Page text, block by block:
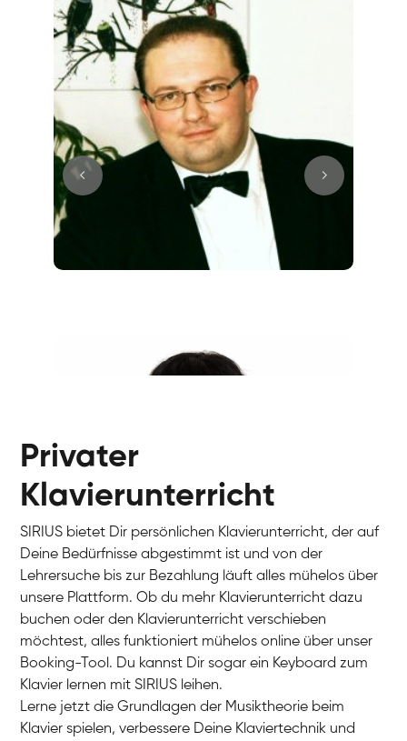
Charlotte
Klavier / Piano / Flügel
Privater
Klavierunterricht
SIRIUS bietet Dir persönlichen Klavierunterricht, der auf
Deine Bedürfnisse abgestimmt ist und von der
Lehrersuche bis zur Bezahlung läuft alles mühelos über
unsere Plattform. Ob du mehr Klavierunterricht dazu
buchen oder den Klavierunterricht verschieben
möchtest, alles funktioniert mühelos online über unser
Booking-Tool. Du kannst Dir sogar ein Keyboard zum
Klavier lernen mit SIRIUS leihen.
Lerne jetzt die Grundlagen der Musiktheorie beim
Klavier spielen, verbessere Deine Klaviertechnik und